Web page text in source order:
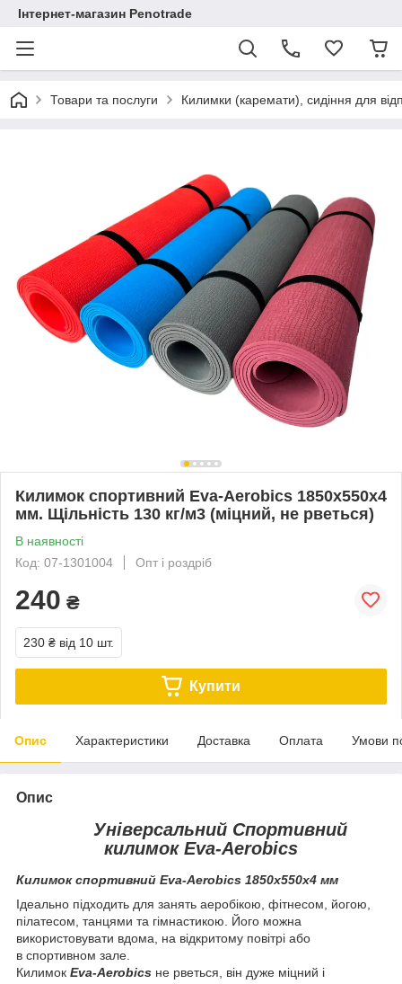
Інтернет-магазин Penotrade
Товари та послуги Килимки (каремати), сидіння для
Килимок спортивний Eva-Aerobics 1850х550х4
мм. Щільність 130 кг/м3 (міцний, не рветься)
В наявності
Код: 07-1301004
Опт і роздріб
240 ₴
230 ₴ від 10 шт.
Купити
Опис Характеристики Доставка Оплата Умови
Опис
Універсальний Спортивний
килимок Eva-Aerobics
Килимок спортивний Eva-Aerobics 1850х550х4 мм
Ідеально підходить для занять аеробікою, фітнесом, йогою,
пілатесом, танцями та гімнастикою. Його можна
використовувати вдома, на відкритому повітрі або
в спортивном зале.
Килимок Eva-Aerobics не рветься, він дуже міцний і